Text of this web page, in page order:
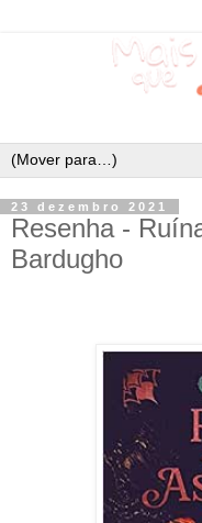
23 dezembro 2021
Resenha -
Bardugho